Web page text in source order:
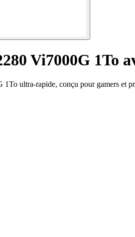
Vi7000G 1To
ultra-rapide, conçu pour gamers et